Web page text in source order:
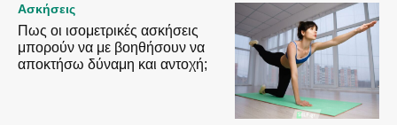
Ασκήσεις
Πως οι ισομετρικές ασκήσεις
μπορούν να με βοηθήσουν να
αποκτήσω δύναμη και αντοχή;